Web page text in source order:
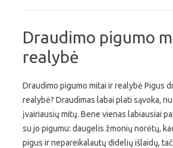
Draudimo pigumo
realybė
Draudimo pigumo mitai ir realybė Pigus
realybė? Draudimas labai plati sąvoka,
įvairiausių mitų. Bene vienas labiausiai
su jo pigumu: daugelis žmonių norėtų,
pigus ir nepareikalautų didelių išlaidų,